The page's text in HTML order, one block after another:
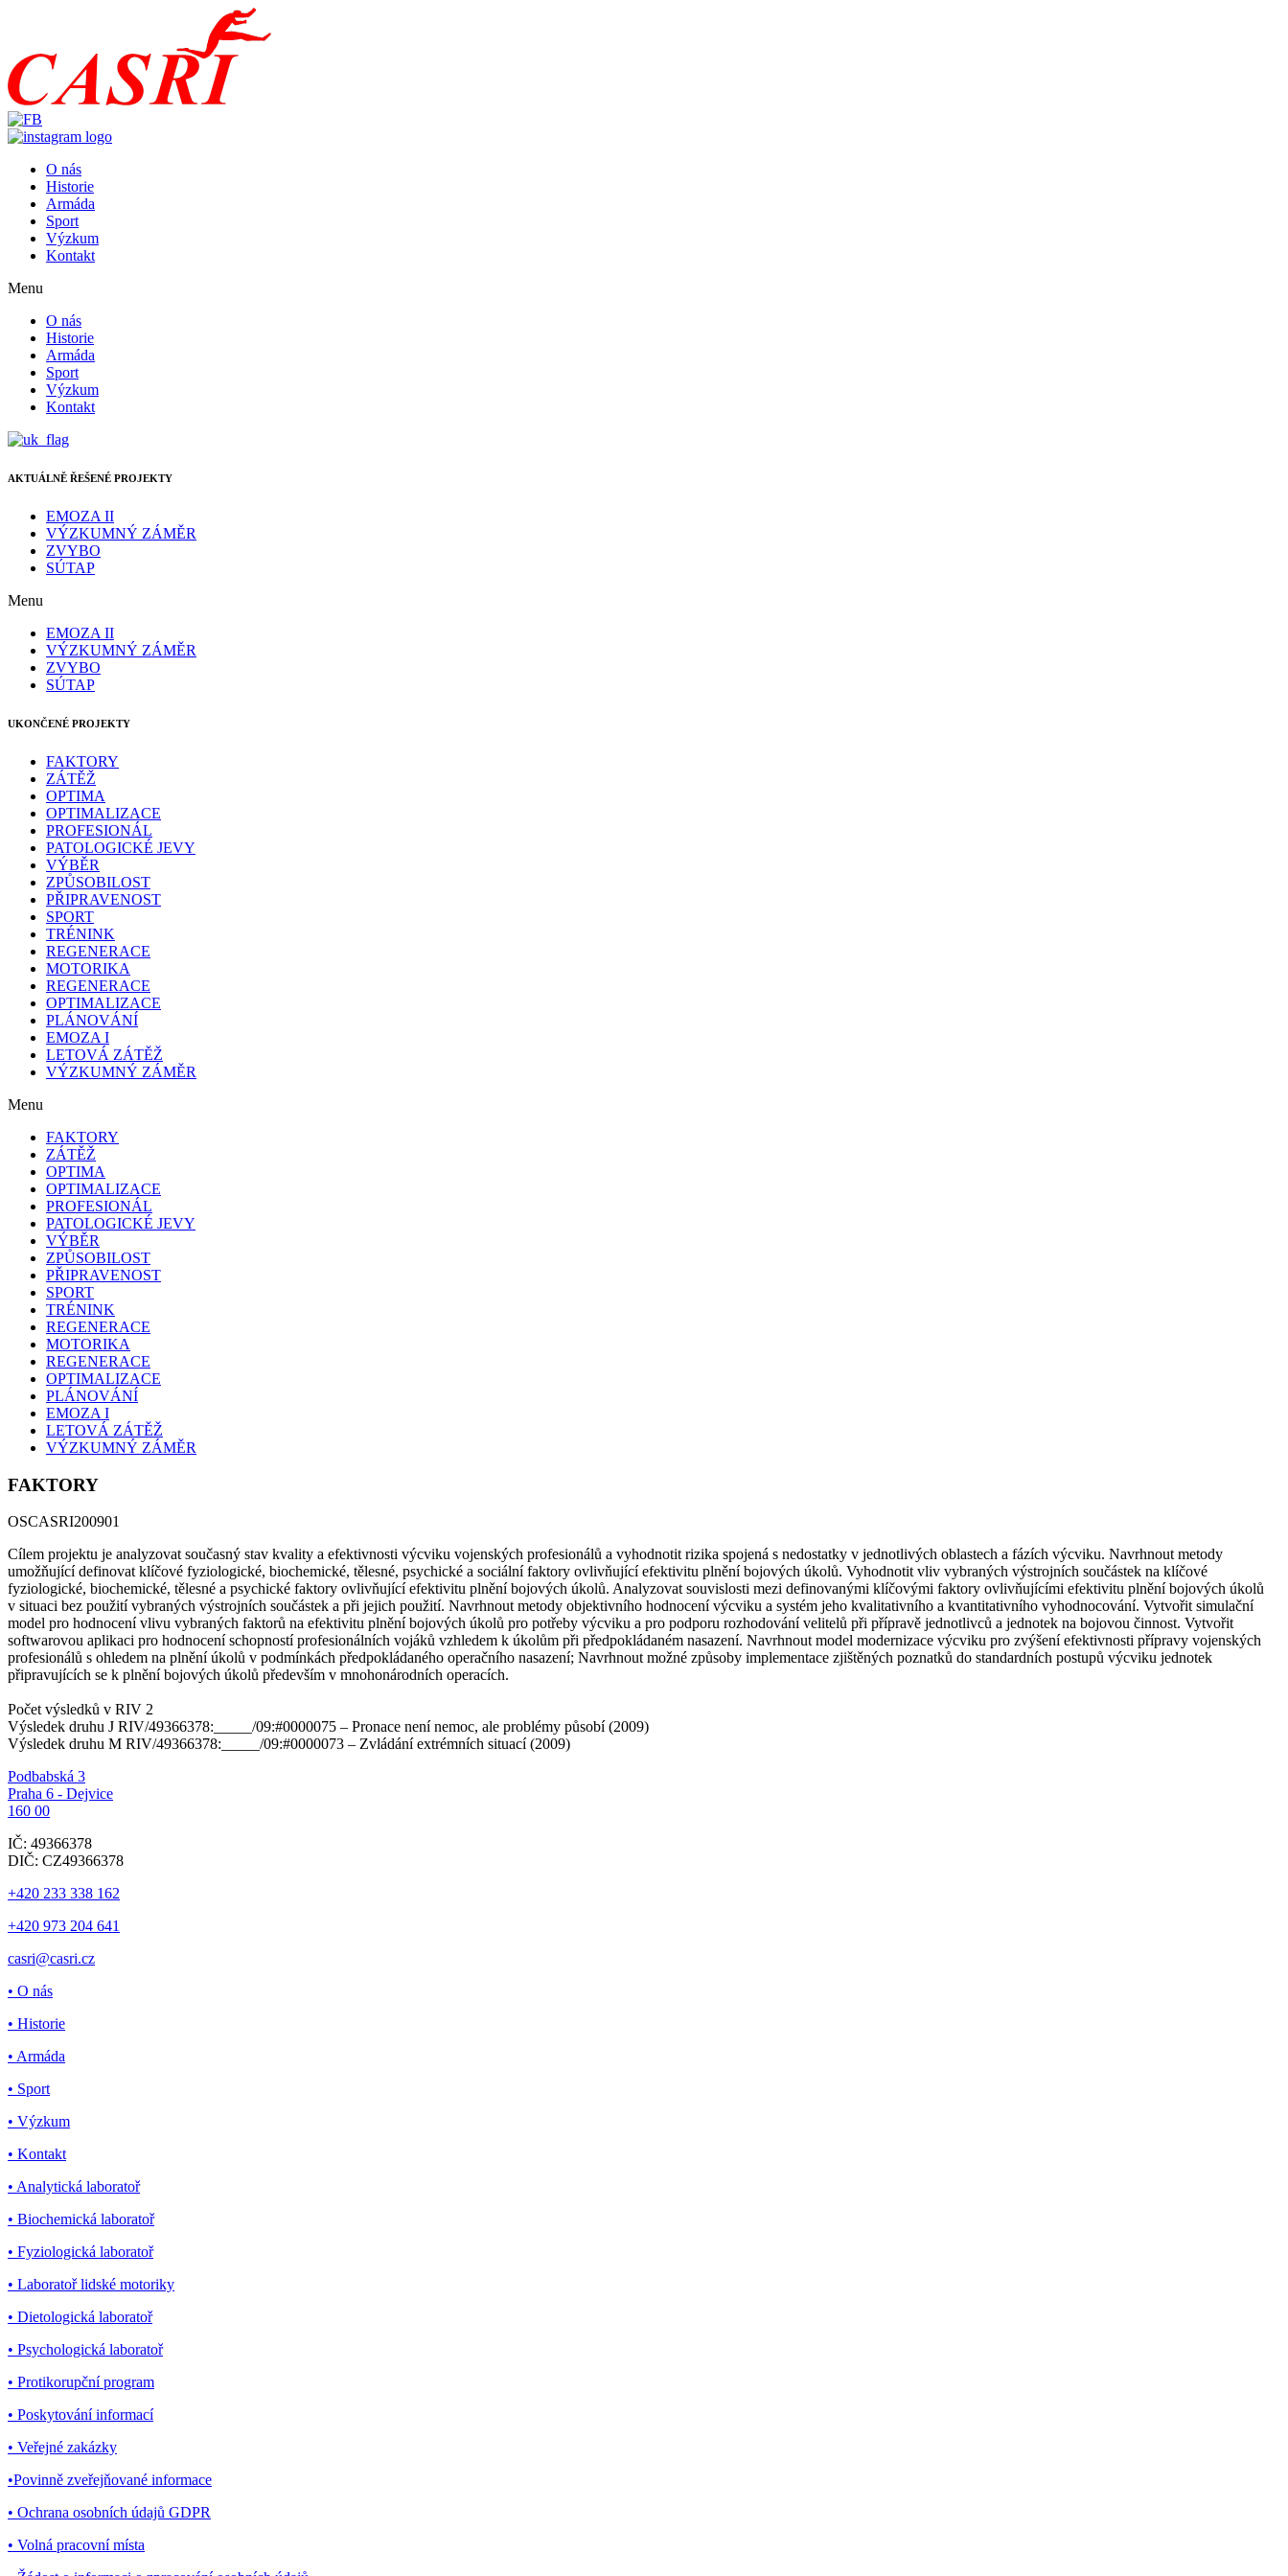
O nás
Historie
Armáda
Sport
Výzkum
Kontakt
Menu
O nás
Historie
Armáda
Sport
Výzkum
Kontakt
AKTUÁLNĚ ŘEŠENÉ PROJEKTY
EMOZA II
VÝZKUMNÝ ZÁMĚR
ZVYBO
SÚTAP
Menu
EMOZA II
VÝZKUMNÝ ZÁMĚR
ZVYBO
SÚTAP
UKONČENÉ PROJEKTY
FAKTORY
ZÁTĚŽ
OPTIMA
OPTIMALIZACE
PROFESIONÁL
PATOLOGICKÉ JEVY
VÝBĚR
ZPŮSOBILOST
PŘIPRAVENOST
SPORT
TRÉNINK
REGENERACE
MOTORIKA
REGENERACE
OPTIMALIZACE
PLÁNOVÁNÍ
EMOZA I
LETOVÁ ZÁTĚŽ
VÝZKUMNÝ ZÁMĚR
Menu
FAKTORY
ZÁTĚŽ
OPTIMA
OPTIMALIZACE
PROFESIONÁL
PATOLOGICKÉ JEVY
VÝBĚR
ZPŮSOBILOST
PŘIPRAVENOST
SPORT
TRÉNINK
REGENERACE
MOTORIKA
REGENERACE
OPTIMALIZACE
PLÁNOVÁNÍ
EMOZA I
LETOVÁ ZÁTĚŽ
VÝZKUMNÝ ZÁMĚR
FAKTORY
OSCASRI200901
Cílem projektu je analyzovat současný stav kvality a efektivnosti výcviku vojenských profesionálů a vyhodnotit rizika spojená s nedostatky v jednotlivých oblastech a fázích výcviku. Navrhnout metody
umožňující definovat klíčové fyziologické, biochemické, tělesné, psychické a sociální faktory ovlivňující efektivitu plnění bojových úkolů. Vyhodnotit vliv vybraných výstrojních součástek na klíčové
fyziologické, biochemické, tělesné a psychické faktory ovlivňující efektivitu plnění bojových úkolů. Analyzovat souvislosti mezi definovanými klíčovými faktory ovlivňujícími efektivitu plnění bojových úkolů
v situaci bez použití vybraných výstrojních součástek a při jejich použití. Navrhnout metody objektivního hodnocení výcviku a systém jeho kvalitativního a kvantitativního vyhodnocování. Vytvořit simulační
model pro hodnocení vlivu vybraných faktorů na efektivitu plnění bojových úkolů pro potřeby výcviku a pro podporu rozhodování velitelů při přípravě jednotlivců a jednotek na bojovou činnost. Vytvořit
softwarovou aplikaci pro hodnocení schopností profesionálních vojáků vzhledem k úkolům při předpokládaném nasazení. Navrhnout model modernizace výcviku pro zvýšení efektivnosti přípravy vojenských
profesionálů s ohledem na plnění úkolů v podmínkách předpokládaného operačního nasazení; Navrhnout možné způsoby implementace zjištěných poznatků do standardních postupů výcviku jednotek
připravujících se k plnění bojových úkolů především v mnohonárodních operacích.
Počet výsledků v RIV 2
Výsledek druhu J RIV/49366378:_____/09:#0000075 – Pronace není nemoc, ale problémy působí (2009)
Výsledek druhu M RIV/49366378:_____/09:#0000073 – Zvládání extrémních situací (2009)
Podbabská 3
Praha 6 - Dejvice
160 00
IČ: 49366378
DIČ: CZ49366378
+420 233 338 162
+420 973 204 641
casri@casri.cz
• O nás
• Historie
• Armáda
• Sport
• Výzkum
• Kontakt
• Analytická laboratoř
• Biochemická laboratoř
• Fyziologická laboratoř
• Laboratoř lidské motoriky
• Dietologická laboratoř
• Psychologická laboratoř
• Protikorupční program
• Poskytování informací
• Veřejné zakázky
•Povinně zveřejňované informace
• Ochrana osobních údajů GDPR
• Volná pracovní místa